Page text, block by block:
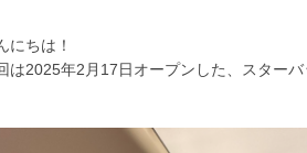
にちは！
は2025年2月17日オープンした、スター